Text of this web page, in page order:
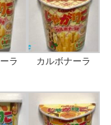
ラ カルボナーラ